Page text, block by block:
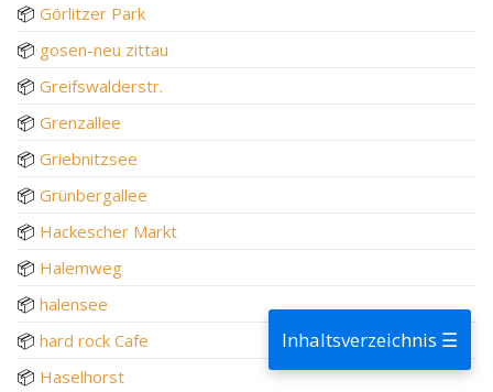
📦 Görlitzer Park
📦 gosen-neu zittau
📦 Greifswalderstr.
📦 Grenzallee
📦 Griebnitzsee
📦 Grünbergallee
📦 Hackescher Markt
📦 Halemweg
📦 halensee
📦 hard rock Cafe
📦 Haselhorst
Inhaltsverzeichnis ☰